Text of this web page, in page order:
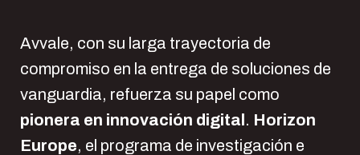
Avvale, con su larga trayectoria de
compromiso en la entrega de soluciones de
vanguardia, refuerza su papel como
pionera en innovación digital . Horizon
Europe, el programa de investigación e